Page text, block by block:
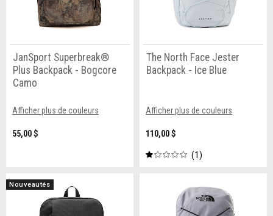
JanSport Superbreak®
Plus Backpack - Bogcore
Camo
Afficher plus de couleurs
55,00 $
The North Face Jester
Backpack - Ice Blue
Afficher plus de couleurs
110,00 $
1
Nouveautés